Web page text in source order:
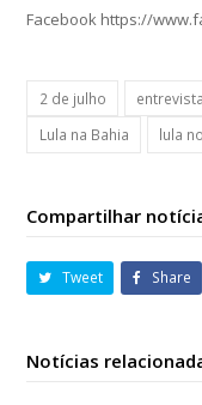
Facebook https://
2 de julho entrevista
Lula na Bahia
lula
Compartilhar
Tweet Share
Notícias